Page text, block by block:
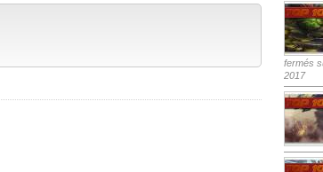
fermés
2017